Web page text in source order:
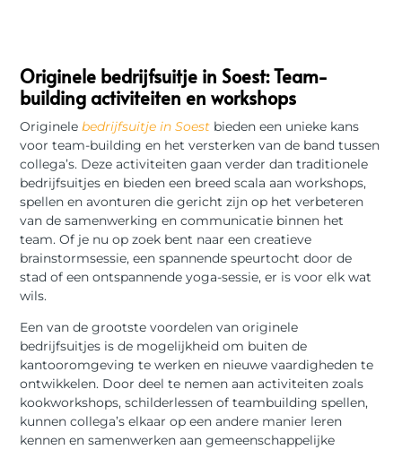
Originele bedrijfsuitje in Soest: Team-
building activiteiten en workshops
Originelebedrijfsuitje in Soest bieden een unieke kans
voor team-building en het versterken van de band tussen
collega’s. Deze activiteiten gaan verder dan traditionele
bedrijfsuitjes en bieden een breed scala aan workshops,
spellen en avonturen die gericht zijn op het verbeteren
van de samenwerking en communicatie binnen het
team. Of je nu op zoek bent naar een creatieve
brainstormsessie, een spannende speurtocht door de
stad of een ontspannende yoga-sessie, er is voor elk wat
wils.
Een van de grootste voordelen van originele
bedrijfsuitjes is de mogelijkheid om buiten de
kantooromgeving te werken en nieuwe vaardigheden te
ontwikkelen. Door deel te nemen aan activiteiten zoals
kookworkshops, schilderlessen of teambuilding spellen,
kunnen collega’s elkaar op een andere manier leren
kennen en samenwerken aan gemeenschappelijke